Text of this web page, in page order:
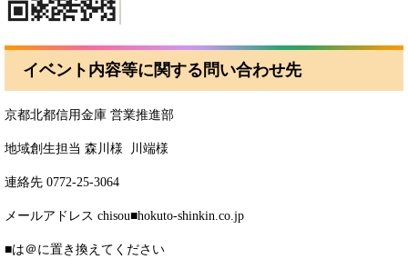
イベント内容等に関する問い合わせ先
京都北都信用金庫 営業推進部
地域創生担当 森川様 川端様
連絡先 0772-25-3064
メールアドレス chisou■hokuto-shinkin.co.jp
■は＠に置き換えてください